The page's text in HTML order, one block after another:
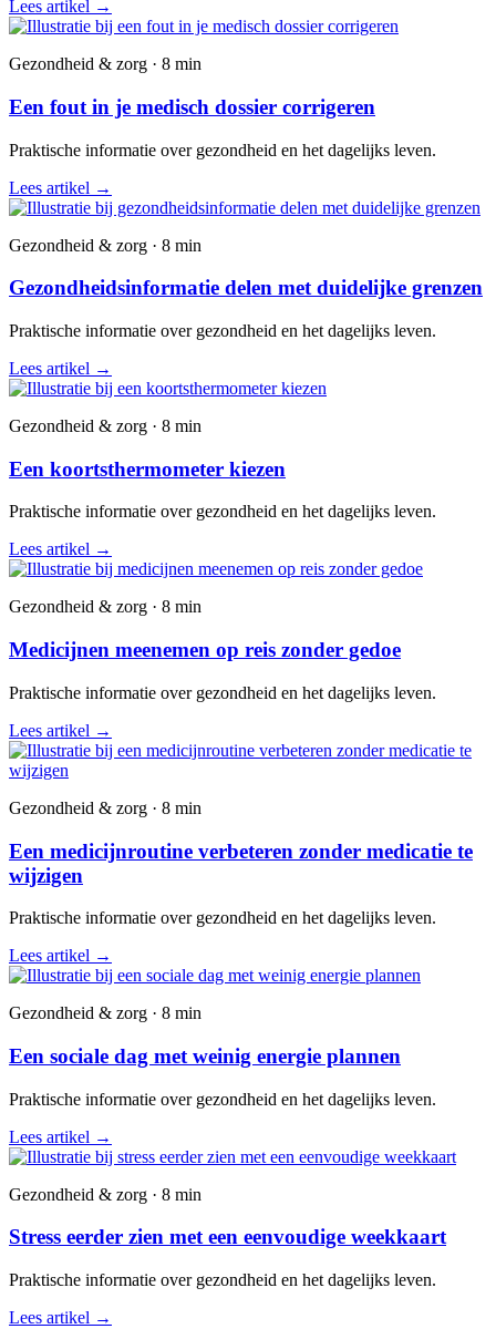
Lees artikel →
Gezondheid & zorg · 8 min
Een fout in je medisch dossier corrigeren
Praktische informatie over gezondheid en het dagelijks leven.
Lees artikel →
Gezondheid & zorg · 8 min
Gezondheidsinformatie delen met duidelijke grenzen
Praktische informatie over gezondheid en het dagelijks leven.
Lees artikel →
Gezondheid & zorg · 8 min
Een koortsthermometer kiezen
Praktische informatie over gezondheid en het dagelijks leven.
Lees artikel →
Gezondheid & zorg · 8 min
Medicijnen meenemen op reis zonder gedoe
Praktische informatie over gezondheid en het dagelijks leven.
Lees artikel →
Gezondheid & zorg · 8 min
Een medicijnroutine verbeteren zonder medicatie te
wijzigen
Praktische informatie over gezondheid en het dagelijks leven.
Lees artikel →
Gezondheid & zorg · 8 min
Een sociale dag met weinig energie plannen
Praktische informatie over gezondheid en het dagelijks leven.
Lees artikel →
Gezondheid & zorg · 8 min
Stress eerder zien met een eenvoudige weekkaart
Praktische informatie over gezondheid en het dagelijks leven.
Lees artikel →